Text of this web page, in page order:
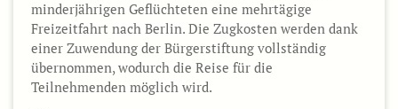
minderjährigen Geflüchteten eine mehrtägige
Freizeitfahrt nach Berlin. Die Zugkosten werden dank
einer Zuwendung der Bürgerstiftung vollständig
übernommen, wodurch die Reise für die
Teilnehmenden möglich wird.